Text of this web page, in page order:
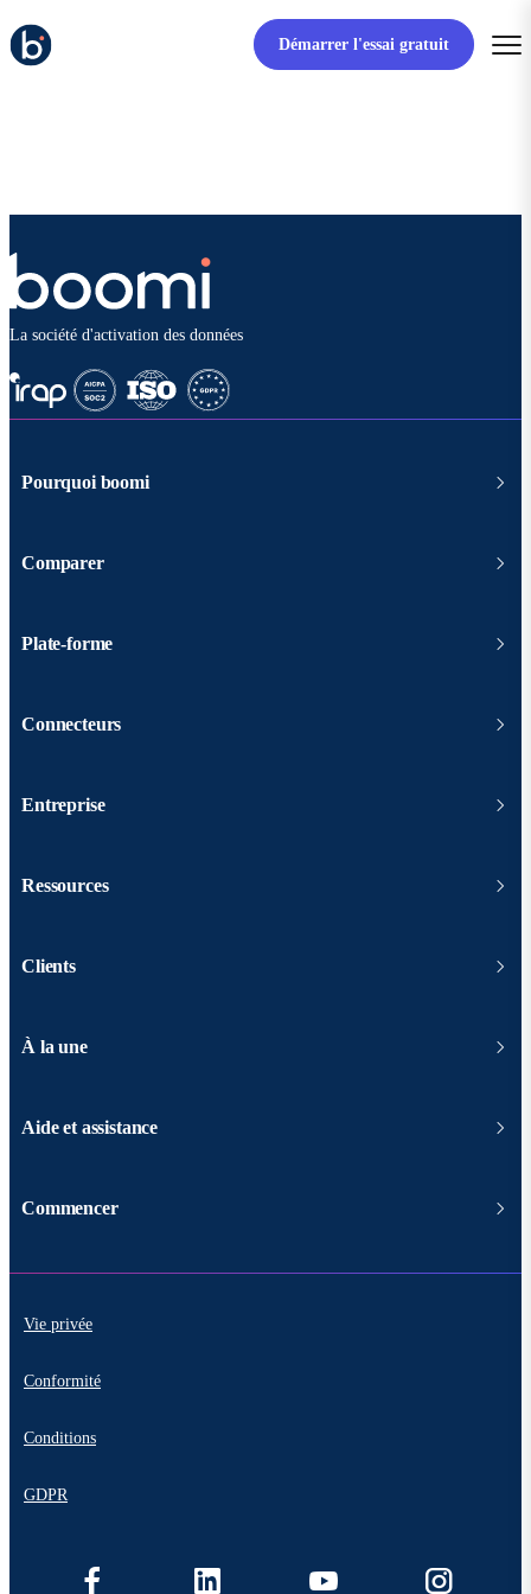
Démarrer l'essai gratuit
La société d'activation des données
Pourquoi boomi
Comparer
Plate-forme
Connecteurs
Entreprise
Ressources
Clients
À la une
Aide et assistance
Commencer
Vie privée
Conformité
Conditions
GDPR